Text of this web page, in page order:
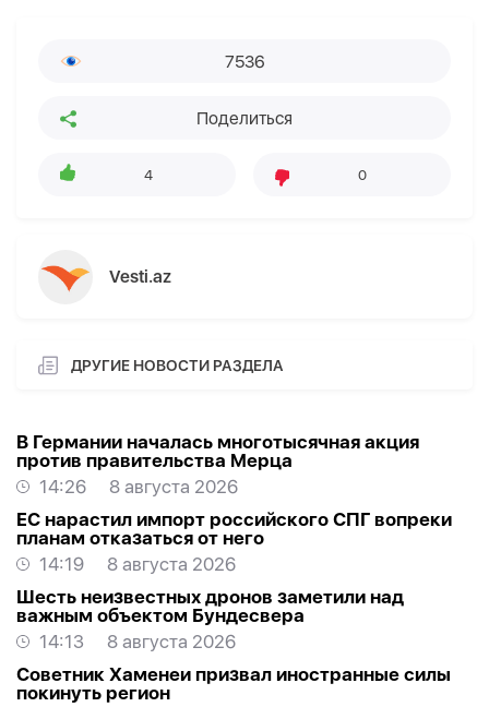
7536
Поделиться
4 0
Vesti.az
ДРУГИЕ НОВОСТИ РАЗДЕЛА
В Германии началась многотысячная акция
против правительства Мерца
14:26
8 августа 2026
ЕС нарастил импорт российского СПГ вопреки
планам отказаться от него
14:19
8 августа 2026
Шесть неизвестных дронов заметили над
важным объектом Бундесвера
14:13
8 августа 2026
Советник Хаменеи призвал иностранные силы
покинуть регион